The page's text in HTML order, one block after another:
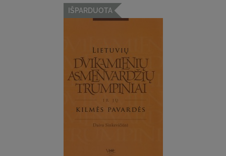
IŠPARDUOTA